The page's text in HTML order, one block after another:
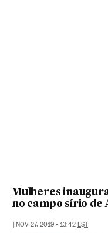
Mulheres
no campo sírio de
NOV 27, 2019 - 13:42 EST